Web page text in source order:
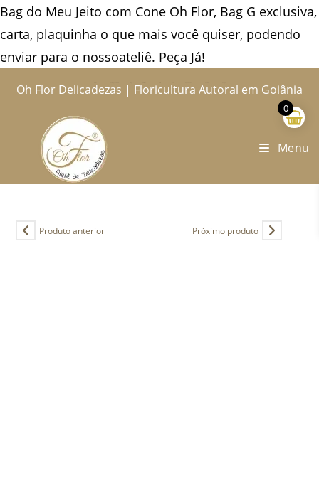
Bag do Meu Jeito com Cone Oh Flor, Bag G exclusiva,
carta, plaquinha o que mais você quiser, podendo
enviar para o nossoateliê. Peça Já!
paraOh Flor Delicadezas | Floricultura Autoral em Goiânia
Menu
Produto anterior Próximo produto
0